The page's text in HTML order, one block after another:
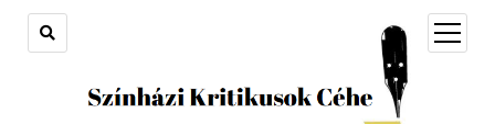
open
menu